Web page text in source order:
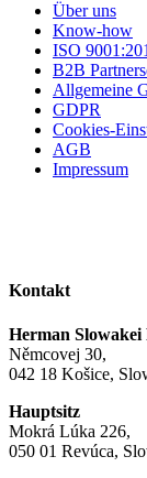
Über uns
Know-how
ISO
B2B
Allgemeine
GDPR
Cookies-
AGB
Impressum
Kontakt
Herman Slowakei
Němcovej 30,
042 18 Košice,
Hauptsitz
Mokrá Lúka 226,
050 01 Revúca,